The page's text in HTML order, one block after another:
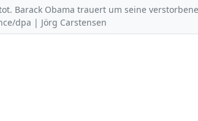
Barack Obama trauert um seine
dpa | Jörg Carstensen